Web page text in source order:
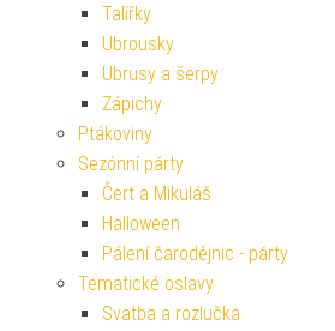
Talířky
Ubrousky
Ubrusy a šerpy
Zápichy
Ptákoviny
Sezónní párty
Čert a Mikuláš
Halloween
Pálení čarodějnic - párty
Tematické oslavy
Svatba a rozlučka